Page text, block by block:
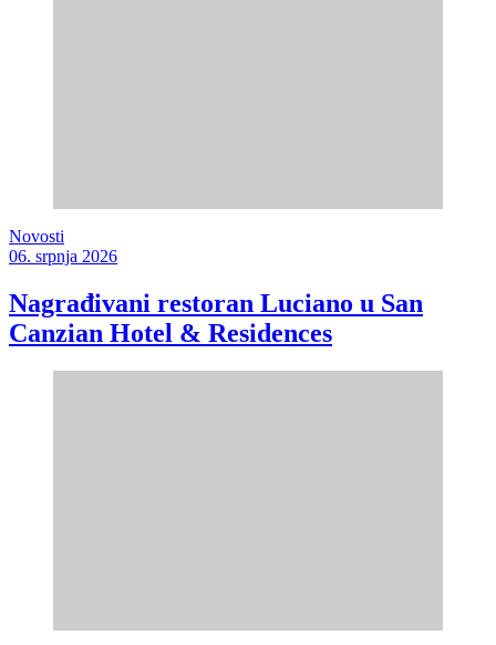
Novosti
06. srpnja 2026
Nagrađivani restoran Luciano u San
Canzian Hotel & Residences